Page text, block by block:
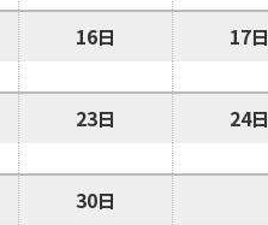
16日 17日
23日 24日
30日